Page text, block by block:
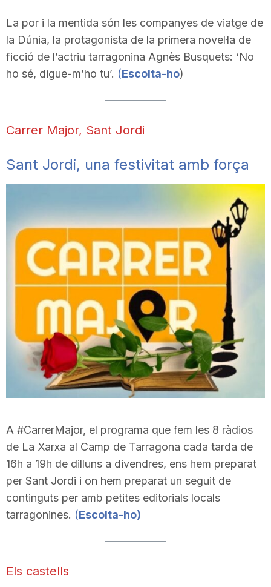
La por i la mentida són les companyes de viatge de
la Dúnia, la protagonista de la primera novel·la de
ficció de l’actriu tarragonina Agnès Busquets: ‘No
ho sé, digue-m’ho tu’. (Escolta-ho)
Carrer Major, Sant Jordi
Sant Jordi, una festivitat amb força
A #CarrerMajor, el programa que fem les 8 ràdios
de La Xarxa al Camp de Tarragona cada tarda de
16h a 19h de dilluns a divendres, ens hem preparat
per Sant Jordi i on hem preparat un seguit de
continguts per amb petites editorials locals
tarragonines. (Escolta-ho)
Els castells